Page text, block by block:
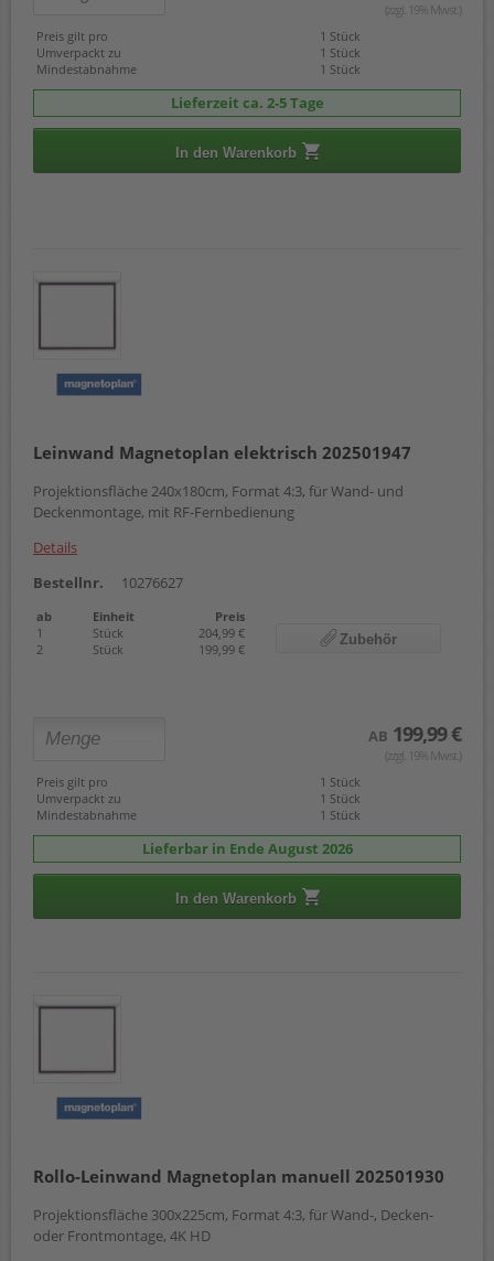
(zzgl. 19% Mwst.)
Preis gilt pro
1 Stück
Umverpackt zu
1 Stück
Mindestabnahme
1 Stück
Lieferzeit ca. 2-5 Tage
In den Warenkorb
Leinwand Magnetoplan elektrisch 202501947
Projektionsfläche 240x180cm, Format 4:3, für Wand- und
Deckenmontage, mit RF-Fernbedienung
Details
Bestellnr.
10276627
ab Einheit
Preis
1
Stück
204,99 €
2
Stück 199,99 €
Zubehör
AB 199,99 €
(zzgl. 19% Mwst.)
Preis gilt pro
1 Stück
Umverpackt zu
1 Stück
Mindestabnahme
1 Stück
Lieferbar in Ende August 2026
In den Warenkorb
Rollo-Leinwand Magnetoplan manuell 202501930
Projektionsfläche 300x225cm, Format 4:3, für Wand-, Decken-
oder Frontmontage, 4K HD